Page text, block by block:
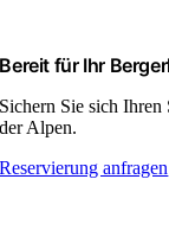
Bereit für Ihr
Sichern Sie sich Ihren
der Alpen.
Reservierung anfragen